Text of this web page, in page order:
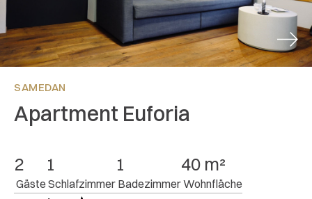
Next
SAMEDAN
Apartment Euforia
2
Gäste
1
Schlafzimmer
1
Badezimmer
40 m²
Wohnfläche